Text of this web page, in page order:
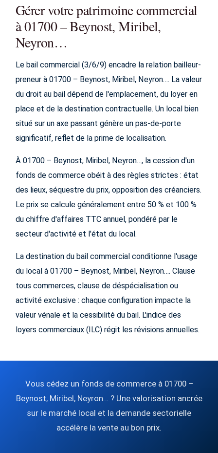
Gérer votre patrimoine commercial
à 01700 – Beynost, Miribel,
Neyron…
Le bail commercial (3/6/9) encadre la relation bailleur-
preneur à 01700 – Beynost, Miribel, Neyron…. La valeur
du droit au bail dépend de l'emplacement, du loyer en
place et de la destination contractuelle. Un local bien
situé sur un axe passant génère un pas-de-porte
significatif, reflet de la prime de localisation.
À 01700 – Beynost, Miribel, Neyron…, la cession d'un
fonds de commerce obéit à des règles strictes : état
des lieux, séquestre du prix, opposition des créanciers.
Le prix se calcule généralement entre 50 % et 100 %
du chiffre d'affaires TTC annuel, pondéré par le
secteur d'activité et l'état du local.
La destination du bail commercial conditionne l'usage
du local à 01700 – Beynost, Miribel, Neyron…. Clause
tous commerces, clause de déspécialisation ou
activité exclusive : chaque configuration impacte la
valeur vénale et la cessibilité du bail. L'indice des
loyers commerciaux (ILC) régit les révisions annuelles.
Vous cédez un fonds de commerce à 01700 –
Beynost, Miribel, Neyron… ? Une valorisation ancrée
sur le marché local et la demande sectorielle
accélère la vente au bon prix.